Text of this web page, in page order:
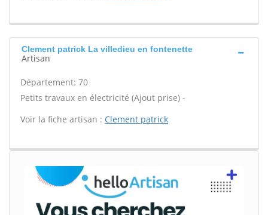
Clement patrick La villedieu en fontenette
Artisan
Département: 70
Petits travaux en électricité (Ajout prise) -
Voir la fiche artisan : Clement patrick